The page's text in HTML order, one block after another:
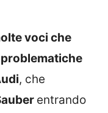
voci che
, che
entrando